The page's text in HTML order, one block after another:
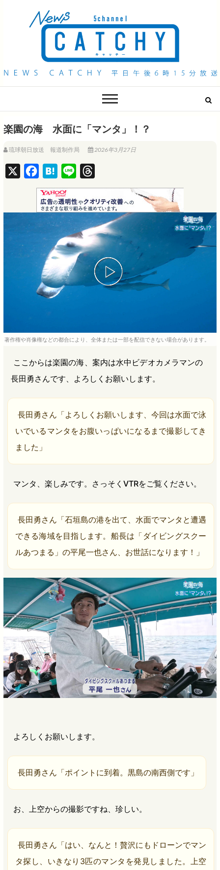
QAB NEWS Headline
楽園の海 水面に「マンタ」！？
琉球朝日放送 報道制作局 2026年3月27日
a
c
e
b
k
H
a
t
e
n
a
i
n
e
h
r
e
a
d
s
著作権や肖像権などの都合により、全体または一部を配信できない場合があります。
ここからは楽園の海、案内は水中ビデオカメラマンの
長田勇さんです、よろしくお願いします。
長田勇さん「よろしくお願いします、今回は水面で泳
いでいるマンタをお腹いっぱいになるまで撮影してき
ました」
マンタ、楽しみです。さっそくVTRをご覧ください。
長田勇さん「石垣島の港を出て、水面でマンタと遭遇
できる海域を目指します。船長は「ダイビングスクー
ルあつまる」の平尾一也さん、お世話になります！」
よろしくお願いします。
長田勇さん「ポイントに到着。黒島の南西側です」
お、上空からの撮影ですね、珍しい。
長田勇さん「はい、なんと！贅沢にもドローンでマン
タ探し、いきなり3匹のマンタを発見しました。上空